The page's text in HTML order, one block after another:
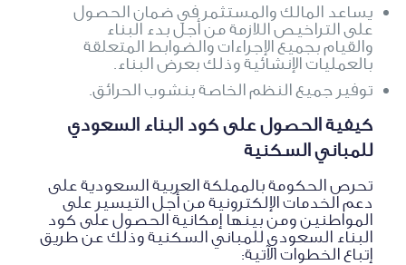
يساعد المالك والمستثمر في ضمان الحصول
على التراخيص اللازمة من أجل بدء البناء
والقيام بجميع الإجراءات والضوابط المتعلقة
بالعمليات الإنشائية وذلك بعرض البناء.
توفير جميع النظم الخاصة بنشوب الحرائق.
كيفية الحصول على كود البناء السعودي
للمباني السكنية
تحرص الحكومة بالمملكة العربية السعودية على
دعم الخدمات الإلكترونية من أجل التيسير على
المواطنين ومن بينها إمكانية الحصول على كود
البناء السعودي للمباني السكنية وذلك عن طريق
إتباع الخطوات الآتية: